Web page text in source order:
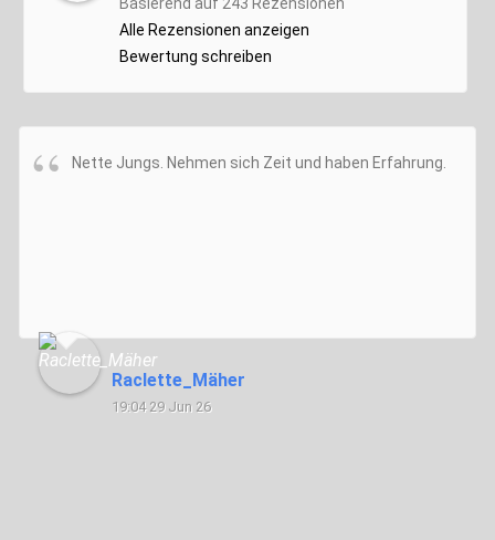
Alle Rezensionen anzeigen
Bewertung schreiben
Nette Jungs. Nehmen sich Zeit und haben Erfahrung.
Raclette_Mäher
19:04 29 Jun 26